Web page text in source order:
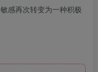
感再次转变为一种积极